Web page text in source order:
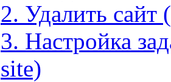
2. Удалить сайт
3. Настройка
site)